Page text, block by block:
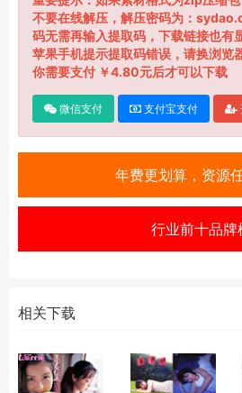
不要在线解压，解压密码为：
码无需再输入提取码，下载链接也有
苹果手机提示提取码错误，请换浏览
你需要支付 ￥4.80元后才可以下载
微信支付 支付宝支付
年费更划算，资源
行业前十品牌
相关下载